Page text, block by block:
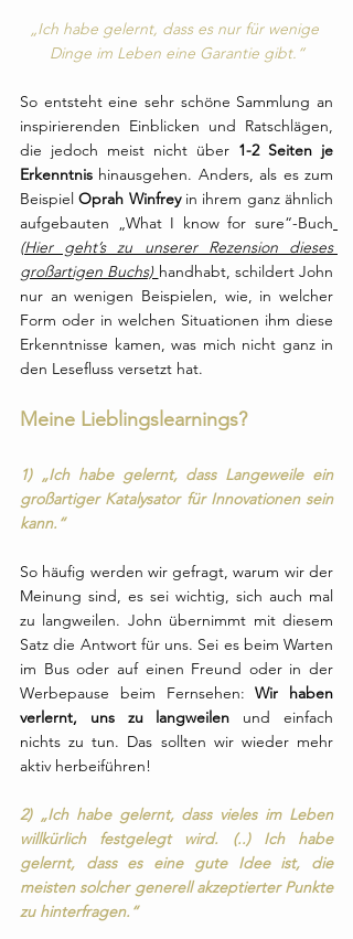
„Ich habe gelernt, dass es nur für wenige
Dinge im Leben eine Garantie gibt.“
So entsteht eine sehr schöne Sammlung an
inspirierenden Einblicken und Ratschlägen,
die jedoch meist nicht über 1-2 Seiten je
Erkenntnis hinausgehen. Anders, als es zum
Beispiel Oprah Winfrey in ihrem ganz ähnlich
aufgebauten „What I know for sure“-Buch
(Hier geht’s zu unserer Rezension dieses
großartigen Buchs) handhabt, schildert John
nur an wenigen Beispielen, wie, in welcher
Form oder in welchen Situationen ihm diese
Erkenntnisse kamen, was mich nicht ganz in
den Lesefluss versetzt hat.
Meine Lieblingslearnings?
1) „Ich habe gelernt, dass Langeweile ein
großartiger Katalysator für Innovationen sein
kann.“
So häufig werden wir gefragt, warum wir der
Meinung sind, es sei wichtig, sich auch mal
zu langweilen. John übernimmt mit diesem
Satz die Antwort für uns. Sei es beim Warten
im Bus oder auf einen Freund oder in der
Werbepause beim Fernsehen: Wir haben
verlernt, uns zu langweilen und einfach
nichts zu tun. Das sollten wir wieder mehr
aktiv herbeiführen!
2) „Ich habe gelernt, dass vieles im Leben
willkürlich festgelegt wird. (..) Ich habe
gelernt, dass es eine gute Idee ist, die
meisten solcher generell akzeptierter Punkte
zu hinterfragen.“